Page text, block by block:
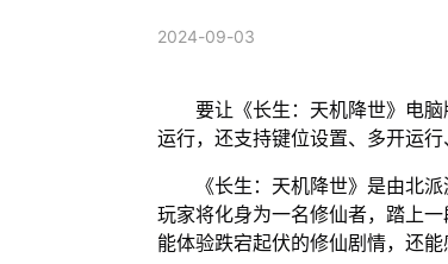
2024-09-03
要让《长生：天机降世》电
运行，还支持键位设置、多开运行
《长生：天机降世》是由北
玩家将化身为一名修仙者，踏上
能体验跌宕起伏的修仙剧情，还